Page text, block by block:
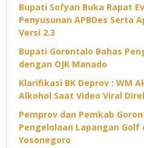
Bupati Sofyan Buka Rapat
Penyusunan APBDes Serta
Versi 2.3
Bupati Gorontalo Bahas
dengan OJK Manado
Klarifikasi BK Deprov : WM
Alkohol Saat Video Viral
Pemprov dan Pemkab
Pengelolaan Lapangan Golf
Yosonegoro